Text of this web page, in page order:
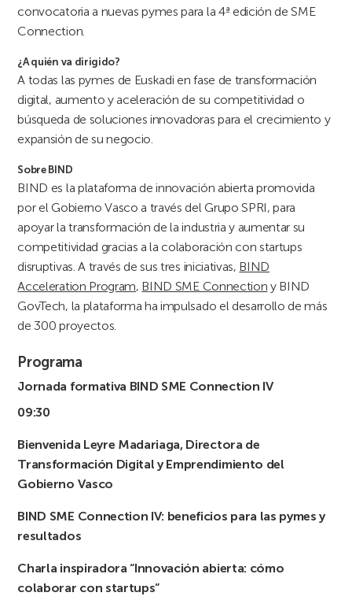
convocatoria a nuevas pymes para la 4ª edición de SME
Connection.
¿A quién va dirigido?
A todas las pymes de Euskadi en fase de transformación
digital, aumento y aceleración de su competitividad o
búsqueda de soluciones innovadoras para el crecimiento y
expansión de su negocio.
Sobre BIND
BIND es la plataforma de innovación abierta promovida
por el Gobierno Vasco a través del Grupo SPRI, para
apoyar la transformación de la industria y aumentar su
competitividad gracias a la colaboración con startups
disruptivas. A través de sus tres iniciativas, BIND
Acceleration Program, BIND SME Connection y BIND
GovTech, la plataforma ha impulsado el desarrollo de más
de 300 proyectos.
Programa
Jornada formativa BIND SME Connection IV
09:30
Bienvenida Leyre Madariaga, Directora de
Transformación Digital y Emprendimiento del
Gobierno Vasco
BIND SME Connection IV: beneficios para las pymes y
resultados
Charla inspiradora “Innovación abierta: cómo
colaborar con startups”